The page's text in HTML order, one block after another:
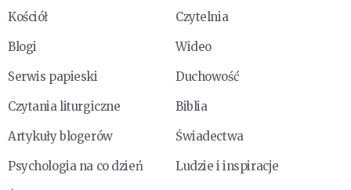
Kościół
Czytelnia
Blogi
Wideo
Serwis papieski
Duchowość
Czytania liturgiczne
Biblia
Artykuły blogerów
Świadectwa
Psychologia na co dzień
Ludzie i inspiracje